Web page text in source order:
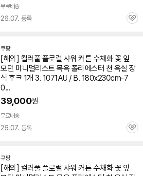
무료배송
26.07. 등록
관
쿠팡
[해외] 컬러풀 플로럴 샤워 커튼 수채화 꽃 잎
모던 미니멀리스트 목욕 폴리에스터 천 욕실 장
식 후크 1개 3. 1071AU / B. 180x230cm-7
0...
39,000원
무료배송
26.07. 등록
관
쿠팡
[해외] 컬러풀 플로럴 샤워 커튼 수채화 꽃 잎